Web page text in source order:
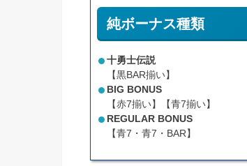
純ボーナス種類
十勇士伝説
【黒BAR揃い】
BIG BONUS
【赤7揃い】【青7揃い】
REGULAR BONUS
【青7・青7・BAR】